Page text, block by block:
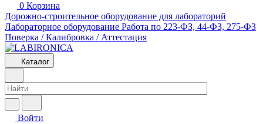
0 Корзина
Дорожно-строительное оборудование для лабораторий
Лабораторное оборудование Работа по 223-ФЗ, 44-ФЗ, 275-ФЗ
Поверка / Калибровка / Аттестация
Каталог
Войти